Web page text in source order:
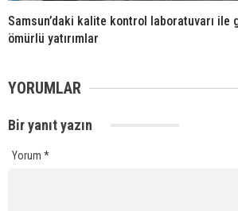
Samsun’daki kalite kontrol laboratuvarı ile
ömürlü yatırımlar
YORUMLAR
Bir yanıt yazın
Yorum *